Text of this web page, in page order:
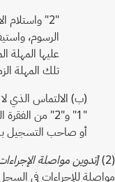
"2"
الرسوم،
عليها المهلة
تلك المهلة
(ب) الالتماس الذي
"1" و"2" من
أو صاحب التسجيل
(2)
[تدوين مواصلة
مواصلة للإجراءات في